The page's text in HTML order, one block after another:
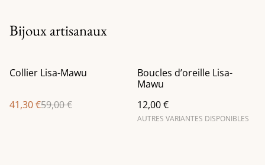
Bijoux artisanaux
%
Collier Lisa-Mawu
41,30 €59,00 €
Boucles d’oreille Lisa-
Mawu
12,00 €
AUTRES VARIANTES DISPONIBLES